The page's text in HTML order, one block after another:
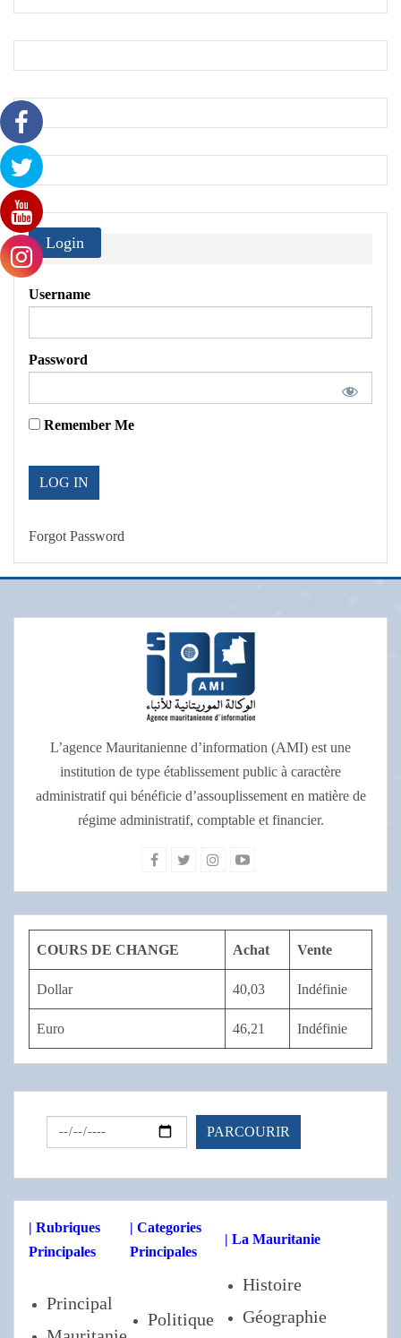
Login
Username
Password
Remember Me
Forgot Password
L’agence Mauritanienne d’information (AMI) est une
institution de type établissement public à caractère
administratif qui bénéficie d’assouplissement en matière de
régime administratif, comptable et financier.
COURS DE CHANGE Achat Vente
Dollar 40,03 Indéfinie
Euro 46,21 Indéfinie
| Rubriques
Principales
| Categories
Principales
| La Mauritanie
Principal
Politique
Histoire
Géographie